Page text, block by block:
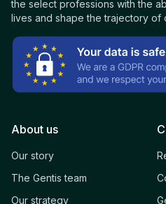
the select professions with the
lives and shape the trajectory of
About us
Our story
The Gentis team
Our strategy